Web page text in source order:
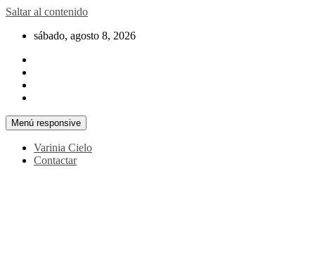
Saltar al contenido
sábado, agosto 8, 2026
Menú responsive
Varinia Cielo
Contactar